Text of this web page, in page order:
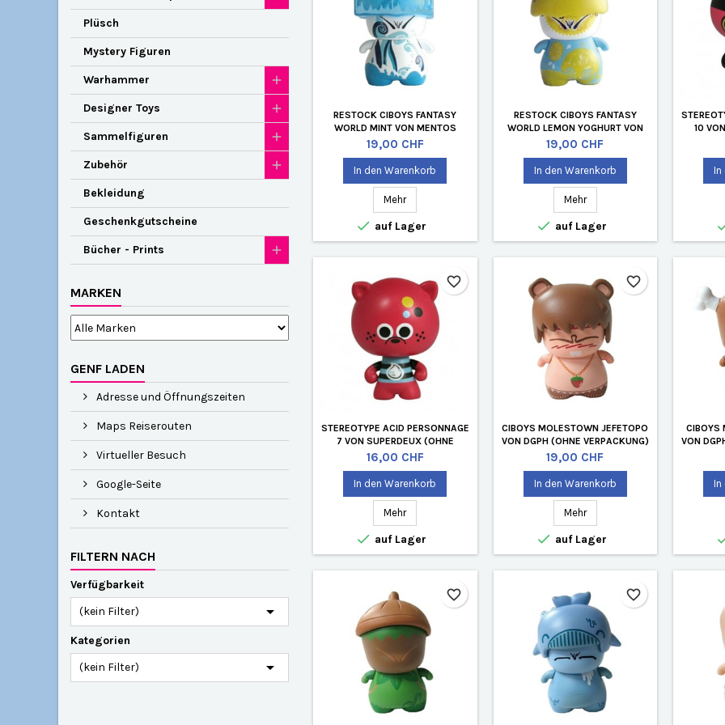
Plüsch
Mystery Figuren
Warhammer
Designer Toys
Sammelfiguren
Zubehör
Bekleidung
Geschenkgutscheine
Bücher - Prints
MARKEN
GENF LADEN
Adresse und Öffnungszeiten
Maps Reiserouten
Virtueller Besuch
Google-Seite
Kontakt
FILTERN NACH
Verfügbarkeit
(kein Filter)

Kategorien
(kein Filter)

RESTOCK CIBOYS FANTASY
WORLD MINT VON MENTOS
(OHNE VERPACKUNG)
Preis
19,00 CHF
In den Warenkorb
Mehr
 auf Lager
RESTOCK CIBOYS FANTASY
WORLD LEMON YOGHURT VON
MENTOS (OHNE VERPACKUNG)
Preis
19,00 CHF
In den Warenkorb
Mehr
 auf Lager
10
In
STEREOTYPE ACID PERSONNAGE
7 VON SUPERDEUX (OHNE
VERPACKUNG)
Preis
16,00 CHF
In den Warenkorb
Mehr
 auf Lager
favorite_border
CIBOYS MOLESTOWN JEFETOPO
VON DGPH (OHNE VERPACKUNG)
Preis
19,00 CHF
In den Warenkorb
Mehr
 auf Lager
favorite_border
CIBOYS
VON
In
favorite_border favorite_border